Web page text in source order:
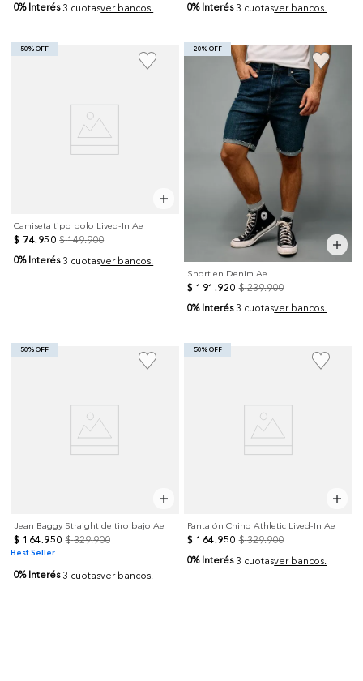
0% Interés 3 cuotasver bancos.
0% Interés 3 cuotasver bancos.
50% OFF
Camiseta tipo polo Lived-In Ae
$ 74. 950 $ 149.900
0% Interés 3 cuotasver bancos.
20% OFF
Short en Denim Ae
$ 191 .920 $ 239.900
0% Interés 3 cuotasver bancos.
50% OFF
Jean Baggy Straight de tiro bajo Ae
$ 164.950 $ 329.900
Best Seller
0% Interés 3 cuotasver bancos.
50% OFF
Pantalón Chino Athletic Lived-In Ae
$ 164.950 $ 329.900
0% Interés 3 cuotasver bancos.